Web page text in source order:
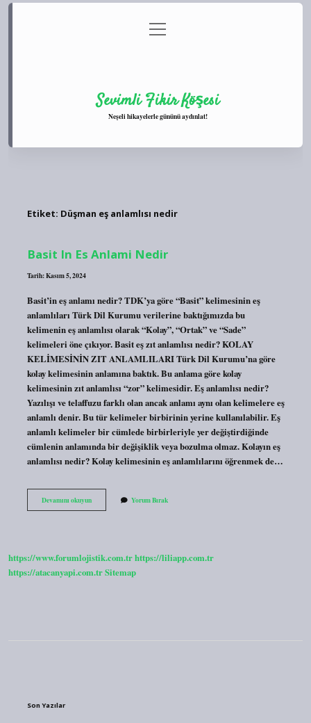
Gizlilik Politikası
menüyü
aç
Sevimli Fikir Köşesi
Neşeli hikayelerle gününü aydınlat!
Etiket: Düşman eş anlamlısı nedir
Basit In Es Anlami Nedir
Tarih: Kasım 5, 2024
Basit’in eş anlamı nedir? TDK’ya göre “Basit” kelimesinin eş
anlamlıları Türk Dil Kurumu verilerine baktığımızda bu
kelimenin eş anlamlısı olarak “Kolay”, “Ortak” ve “Sade”
kelimeleri öne çıkıyor. Basit eş zıt anlamlısı nedir? KOLAY
KELİMESİNİN ZIT ANLAMLILARI Türk Dil Kurumu’na göre
kolay kelimesinin anlamına baktık. Bu anlama göre kolay
kelimesinin zıt anlamlısı “zor” kelimesidir. Eş anlamlısı nedir?
Yazılışı ve telaffuzu farklı olan ancak anlamı aynı olan kelimelere eş
anlamlı denir. Bu tür kelimeler birbirinin yerine kullanılabilir. Eş
anlamlı kelimeler bir cümlede birbirleriyle yer değiştirdiğinde
cümlenin anlamında bir değişiklik veya bozulma olmaz. Kolayın eş
anlamlısı nedir? Kolay kelimesinin eş anlamlılarını öğrenmek de…
Devamını okuyunBasit
In
Yorum Bırak
https://www.forumlojistik.com.trhttps://liliapp.com.tr
https://atacanyapi.com.trSitemap
Son Yazılar